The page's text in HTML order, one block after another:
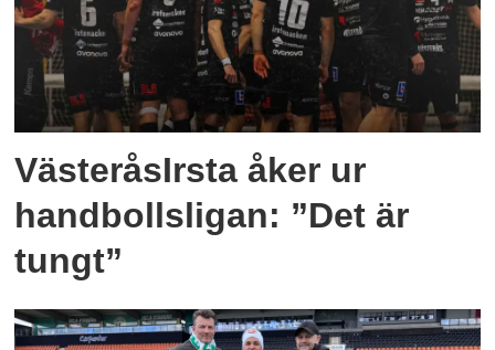
VästeråsIrsta åker ur
handbollsligan: ”Det är
tungt”